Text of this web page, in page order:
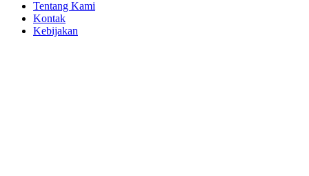
Tentang Kami
Kontak
Kebijakan